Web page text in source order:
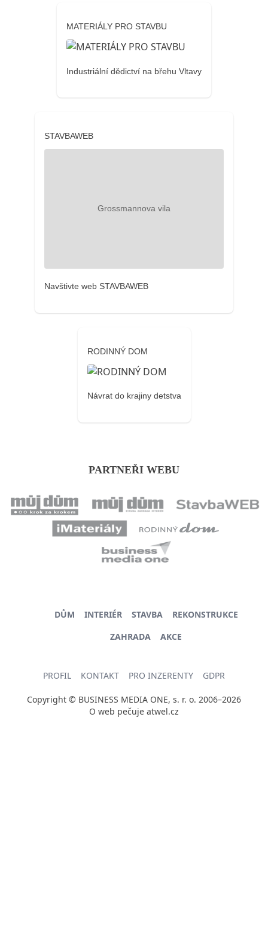
MATERIÁLY PRO STAVBU
Industriální dědictví na břehu Vltavy
STAVBAWEB
Navštivte web STAVBAWEB
RODINNÝ DOM
Návrat do krajiny detstva
PARTNEŘI WEBU
DŮM INTERIÉR STAVBA
REKONSTRUKCE
ZAHRADA
AKCE
PROFIL KONTAKT PRO INZERENTY GDPR
Copyright © BUSINESS MEDIA ONE, s. r. o. 2006–2026